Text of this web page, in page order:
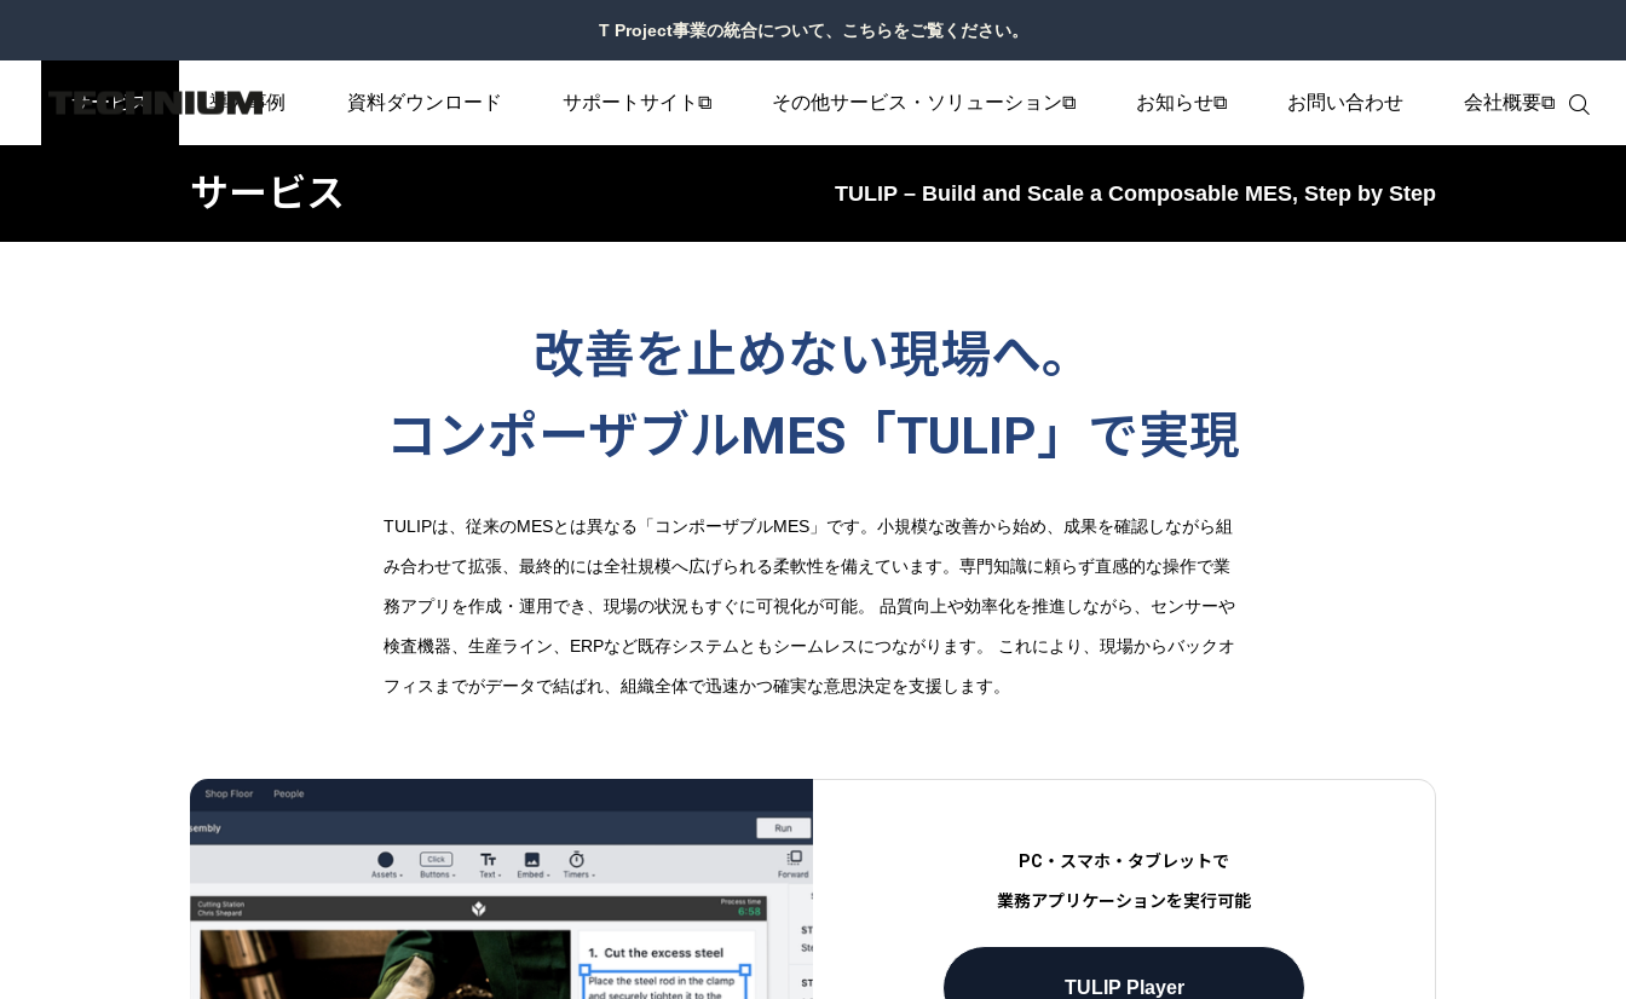
T Project事業の統合について、こちらをご覧ください。
サービス 導入事例 資料ダウンロード サポートサイト⧉ その他サービス・ソリューション⧉ お知らせ⧉ お問い合わせ 会社概要⧉
サービス TULIP – Build and Scale a Composable MES, Step by Step
改善を止めない現場へ。
コンポーザブルMES「TULIP」で実現
TULIPは、従来のMESとは異なる「コンポーザブルMES」です。小規模な改善から始め、成果を確認しながら組
み合わせて拡張、最終的には全社規模へ広げられる柔軟性を備えています。専門知識に頼らず直感的な操作で業
務アプリを作成・運用でき、現場の状況もすぐに可視化が可能。 品質向上や効率化を推進しながら、センサーや
検査機器、生産ライン、ERPなど既存システムともシームレスにつながります。 これにより、現場からバックオ
フィスまでがデータで結ばれ、組織全体で迅速かつ確実な意思決定を支援します。
PC・スマホ・タブレットで
業務アプリケーションを実行可能
TULIP Player